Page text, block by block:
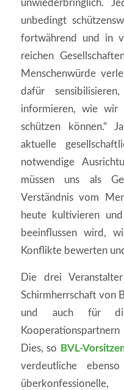
unwiederbringlich.
unbedingt
fortwährend und in
reichen
Menschenwürde
dafür
informieren, wie wir
schützen können.“
aktuelle
notwendige
müssen uns als
Verständnis vom
heute kultivieren
beeinflussen wird,
Konflikte bewerten
Die drei
Schirmherrschaft von
und auch für
Dies, so BVL-
verdeutliche